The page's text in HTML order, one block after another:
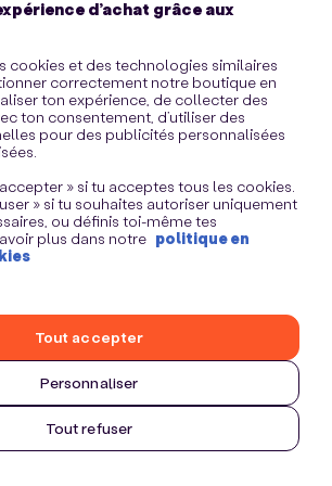
d’achat grâce aux
cookies et des technologies similaires
correctement notre boutique en
ton expérience, de collecter des
ton consentement, d’utiliser des
pour des publicités personnalisées
» si tu acceptes tous les cookies.
» si tu souhaites autoriser uniquement
ou définis toi-même tes
plus dans notre politique en
Personnaliser
Tout refuser
Tout accepter